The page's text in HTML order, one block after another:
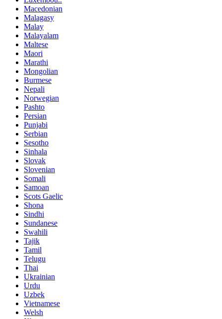
Macedonian
Malagasy
Malay
Malayalam
Maltese
Maori
Marathi
Mongolian
Burmese
Nepali
Norwegian
Pashto
Persian
Punjabi
Serbian
Sesotho
Sinhala
Slovak
Slovenian
Somali
Samoan
Scots Gaelic
Shona
Sindhi
Sundanese
Swahili
Tajik
Tamil
Telugu
Thai
Ukrainian
Urdu
Uzbek
Vietnamese
Welsh